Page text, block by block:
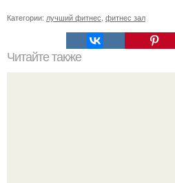
Категории: лучший фитнес фитнес зал
Читайте также